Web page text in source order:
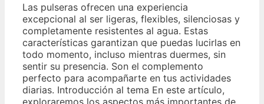
Las pulseras ofrecen una experiencia
excepcional al ser ligeras, flexibles, silenciosas y
completamente resistentes al agua. Estas
características garantizan que puedas lucirlas en
todo momento, incluso mientras duermes, sin
sentir su presencia. Son el complemento
perfecto para acompañarte en tus actividades
diarias. Introducción al tema En este artículo,
exploraremos los aspectos más importantes de